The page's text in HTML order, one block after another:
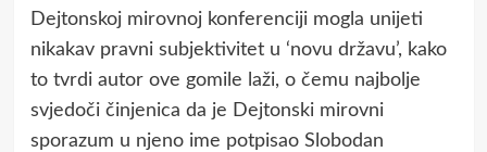
Dejtonskoj mirovnoj konferenciji mogla unijeti
nikakav pravni subjektivitet u ‘novu državu’, kako
to tvrdi autor ove gomile laži, o čemu najbolje
svjedoči činjenica da je Dejtonski mirovni
sporazum u njeno ime potpisao Slobodan